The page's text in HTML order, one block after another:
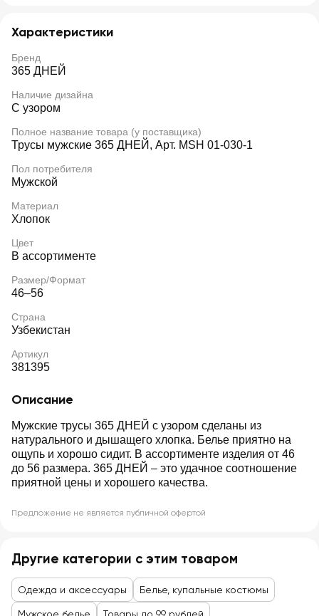
Характеристики
Бренд
365 ДНЕЙ
Наличие дизайна
С узором
Полное название товара (у поставщика)
Трусы мужские 365 ДНЕЙ, Арт. MSH 01-030-1
Пол потребителя
Мужской
Материал
Хлопок
Цвет
В ассортименте
Размер/Формат
46–56
Страна
Узбекистан
Артикул
381395
Описание
Мужские трусы 365 ДНЕЙ с узором сделаны из
натурального и дышащего хлопка. Белье приятно на
ощупь и хорошо сидит. В ассортименте изделия от 46
до 56 размера. 365 ДНЕЙ – это удачное соотношение
приятной цены и хорошего качества.
Предложение не является публичной офертой
Другие категории с этим товаром
Одежда и аксессуары Белье, купальные костюмы